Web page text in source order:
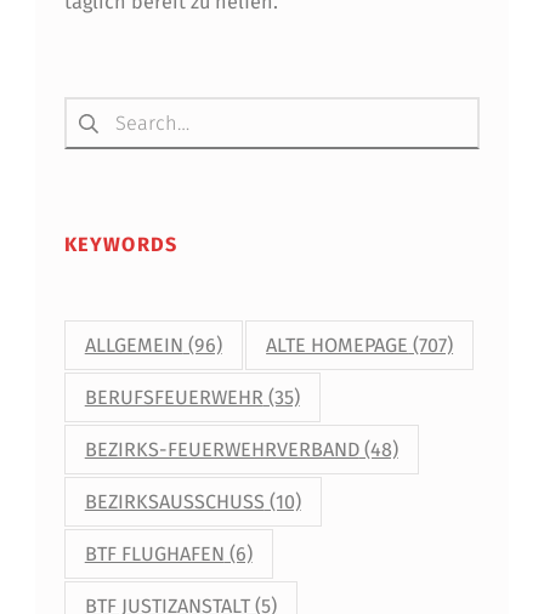
Suchen nach:
KEYWORDS
ALLGEMEIN (96) ALTE HOMEPAGE (707)
BERUFSFEUERWEHR (35)
BEZIRKS-FEUERWEHRVERBAND(48)
BEZIRKSAUSSCHUSS (10)
BTF FLUGHAFEN (6)
BTF JUSTIZANSTALT(5)